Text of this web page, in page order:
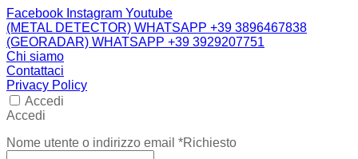
Facebook Instagram Youtube
(METAL DETECTOR) WHATSAPP +39 3896467838
(GEORADAR) WHATSAPP +39 3929207751
Chi siamo
Contattaci
Privacy Policy
Accedi
Accedi
Nome utente o indirizzo email *Richiesto